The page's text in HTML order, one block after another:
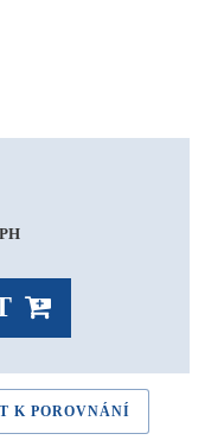
K POROVNÁNÍ